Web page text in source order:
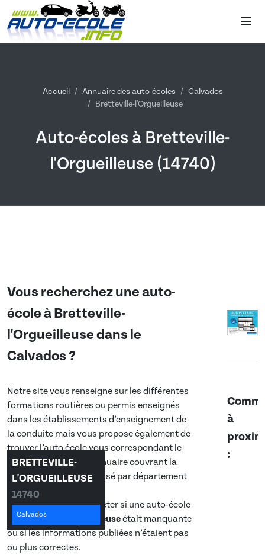
Accueil Annuaire des auto-écoles
Calvados
Bretteville-l'Orgueilleuse
Auto-écoles à Bretteville-
l'Orgueilleuse (14740)
Vous recherchez une auto-
école àBretteville-
l'Orgueilleusedans le
Calvados ?
Notre site vous renseigne sur les différentes
formations routières ou permis enseignés
dans les établissements d’enseignement de
la conduite mais vous propose également de
trouver l’auto école vous correspondant le
mieux grâce à notre annuaire couvrant la
France entière et organisé par département
et commune.
N’hésitez à nous contacter si une auto-école
deBretteville-l'Orgueilleuseétait manquante
ou si les informations publiées n’étaient pas
ou plus correctes.
BRETTEVILLE-
L'ORGUEILLEUSE
14740
Calvados
à
: